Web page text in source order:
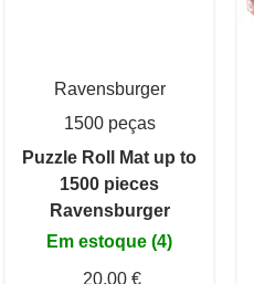
Ravensburger
1500 peças
Puzzle Roll Mat up to
1500 pieces
Ravensburger
Em estoque (4)
20,00 €